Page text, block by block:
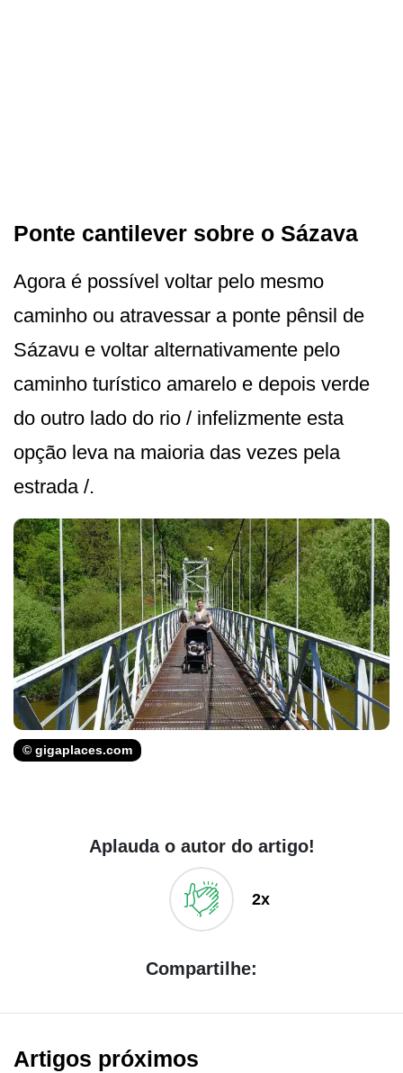
Ponte cantilever sobre o Sázava
Agora é possível voltar pelo mesmo
caminho ou atravessar a ponte pênsil de
Sázavu e voltar alternativamente pelo
caminho turístico amarelo e depois verde
do outro lado do rio / infelizmente esta
opção leva na maioria das vezes pela
estrada /.
© gigaplaces.com
Aplauda o autor do artigo!
2x
Compartilhe:
Artigos próximos